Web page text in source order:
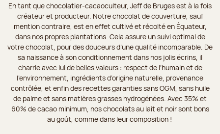
En tant que chocolatier-cacaoculteur, Jeff de Bruges est à la fois
créateur et producteur. Notre chocolat de couverture, sauf
mention contraire, est en effet cultivé et récolté en Équateur,
dans nos propres plantations. Cela assure un suivi optimal de
votre chocolat, pour des douceurs d’une qualité incomparable. De
sa naissance à son conditionnement dans nos jolis écrins, il
charrie avec lui de belles valeurs : respect de l’humain et de
l’environnement, ingrédients d’origine naturelle, provenance
contrôlée, et enfin des recettes garanties sans OGM, sans huile
de palme et sans matières grasses hydrogénées. Avec 35% et
60% de cacao minimum, nos chocolats au lait et noir sont bons
au goût, comme dans leur composition !